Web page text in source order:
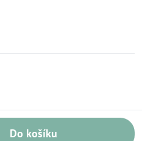
Do košíku